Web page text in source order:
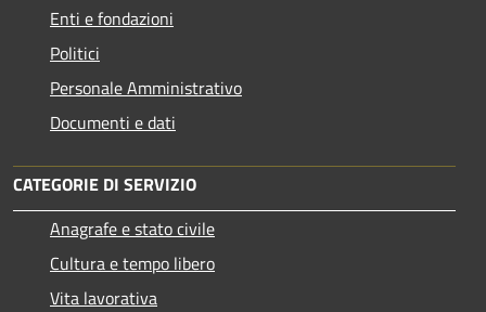
Enti e fondazioni
Politici
Personale Amministrativo
Documenti e dati
CATEGORIE DI SERVIZIO
Anagrafe e stato civile
Cultura e tempo libero
Vita lavorativa